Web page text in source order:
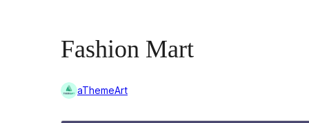
Fashion Mart
aThemeArt